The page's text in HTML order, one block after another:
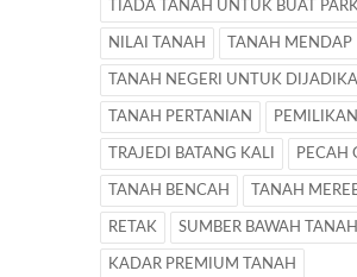
TIADA TANAH UNTUK BUAT
NILAI TANAH TANAH MENDAP
TANAH NEGERI UNTUK
TANAH PERTANIAN
TRAJEDI BATANG KALI PECAH
TANAH BENCAH TANAH
RETAK SUMBER BAWAH TANAH
KADAR PREMIUM TANAH